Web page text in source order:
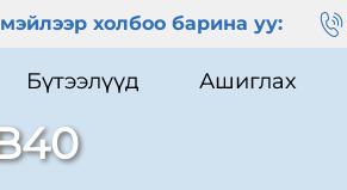
холбоо барина уу:
Бүтээлүүд Ашиглах